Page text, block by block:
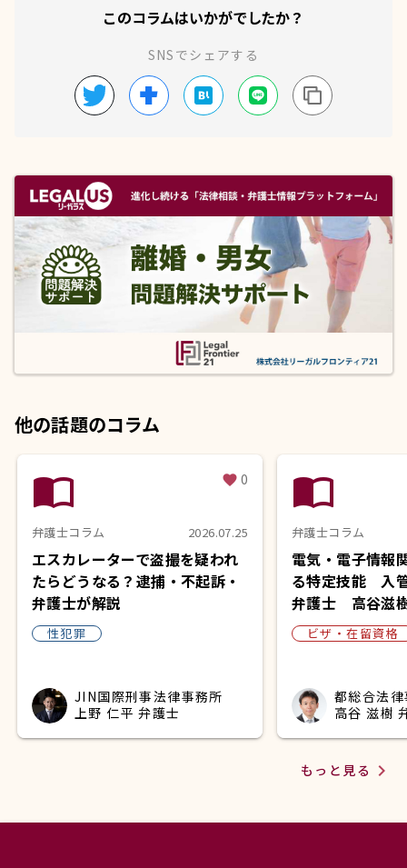
このコラムはいかがでしたか？
SNSでシェアする
他の話題のコラム
import_contacts favorite 0
弁護士コラム 2026.07.25
エスカレーターで盗撮を疑われ
たらどうなる？逮捕・不起訴・
弁護士が解説
性犯罪
JIN国際刑事法律事務所
上野 仁平 弁護士
import_contacts
弁護士コラム
電気・電子情報
る特定技能 入
弁護士 高谷滋
ビザ・在留資格
都総合法
高谷 滋樹
もっと見る navigate_next